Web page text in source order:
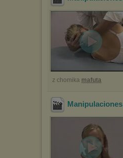
z chomika mafuta